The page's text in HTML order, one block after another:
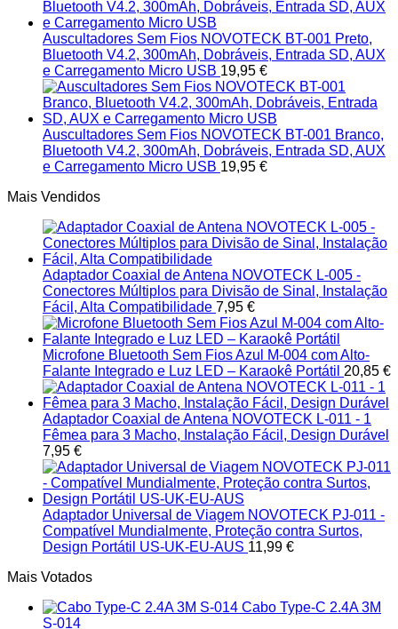
Auscultadores Sem Fios NOVOTECK BT-001 Preto,
Bluetooth V4.2, 300mAh, Dobráveis, Entrada SD, AUX
e Carregamento Micro USB 19,95 €
Auscultadores Sem Fios NOVOTECK BT-001 Branco,
Bluetooth V4.2, 300mAh, Dobráveis, Entrada SD, AUX
e Carregamento Micro USB 19,95 €
Mais Vendidos
Adaptador Coaxial de Antena NOVOTECK L-005 -
Conectores Múltiplos para Divisão de Sinal, Instalação
Fácil, Alta Compatibilidade 7,95 €
Microfone Bluetooth Sem Fios Azul M-004 com Alto-
Falante Integrado e Luz LED – Karaokê Portátil 20,85 €
Adaptador Coaxial de Antena NOVOTECK L-011 - 1
Fêmea para 3 Macho, Instalação Fácil, Design Durável
7,95 €
Adaptador Universal de Viagem NOVOTECK PJ-011 -
Compatível Mundialmente, Proteção contra Surtos,
Design Portátil US-UK-EU-AUS 11,99 €
Mais Votados
Cabo Type-C 2.4A 3M
S-014